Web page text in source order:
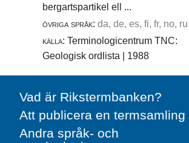
bergartspartikel ell ...
övriga språk: da, de, es, fi, fr, no, ru
källa: Terminologicentrum TNC:
Geologisk ordlista | 1988
Vad är Rikstermbanken?
Att publicera en termsamling
Andra språk- och